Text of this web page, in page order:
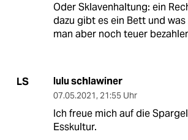
Oder Sklavenhaltung: ein
dazu gibt es ein Bett und was
man aber noch teuer
LS lulu schlawiner
07.05.2021, 21:55 Uhr
Ich freue mich auf die
Esskultur.